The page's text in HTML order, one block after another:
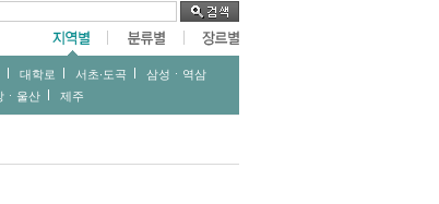
대학로 서초∙도곡
삼성ㆍ역삼
ㆍ울산 제주